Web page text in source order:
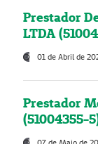
Prestador
LTDA
01 de Abril de
Prestador
(51004355-